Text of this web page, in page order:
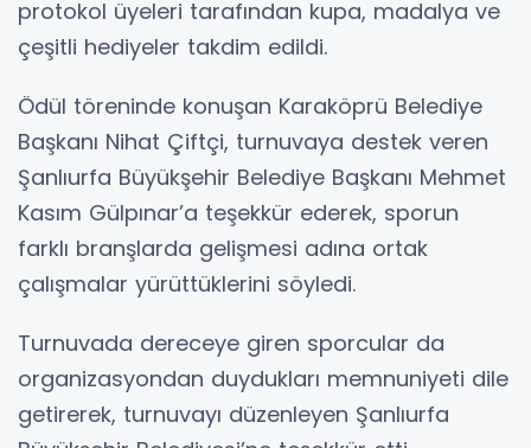
protokol üyeleri tarafından kupa, madalya ve
çeşitli hediyeler takdim edildi.
Ödül töreninde konuşan Karaköprü Belediye
Başkanı Nihat Çiftçi, turnuvaya destek veren
Şanlıurfa Büyükşehir Belediye Başkanı Mehmet
Kasım Gülpınar’a teşekkür ederek, sporun
farklı branşlarda gelişmesi adına ortak
çalışmalar yürüttüklerini söyledi.
Turnuvada dereceye giren sporcular da
organizasyondan duydukları memnuniyeti dile
getirerek, turnuvayı düzenleyen Şanlıurfa